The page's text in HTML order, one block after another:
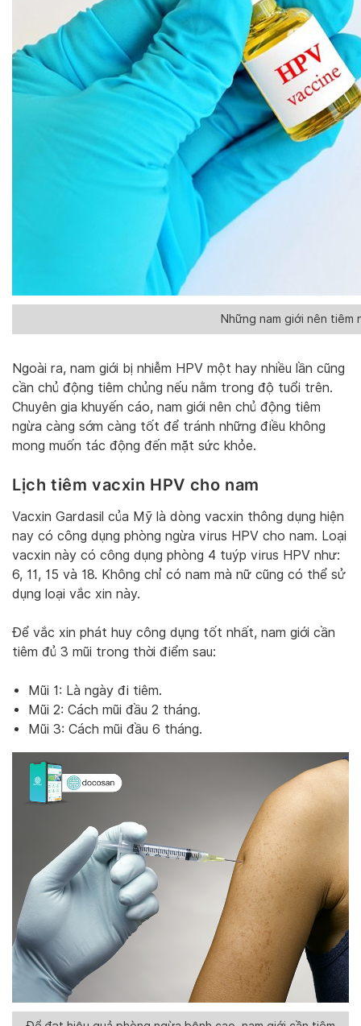
Những nam giới nên tiêm
Ngoài ra, nam giới bị nhiễm HPV một hay nhiều lần cũng
cần chủ động tiêm chủng nếu nằm trong độ tuổi trên.
Chuyên gia khuyến cáo, nam giới nên chủ động tiêm
ngừa càng sớm càng tốt để tránh những điều không
mong muốn tác động đến mặt sức khỏe.
Lịch tiêm vacxin HPV cho nam
Vacxin Gardasil của Mỹ là dòng vacxin thông dụng hiện
nay có công dụng phòng ngừa virus HPV cho nam. Loại
vacxin này có công dụng phòng 4 tuýp virus HPV như:
6, 11, 15 và 18. Không chỉ có nam mà nữ cũng có thể sử
dụng loại vắc xin này.
Để vắc xin phát huy công dụng tốt nhất, nam giới cần
tiêm đủ 3 mũi trong thời điểm sau:
Mũi 1: Là ngày đi tiêm.
Mũi 2: Cách mũi đầu 2 tháng.
Mũi 3: Cách mũi đầu 6 tháng.